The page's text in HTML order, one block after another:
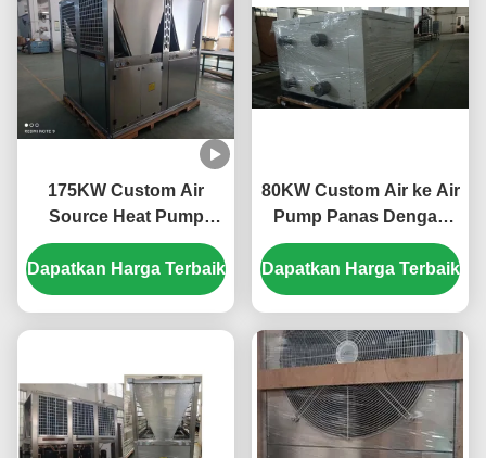
175KW Custom Air
Source Heat Pump
dengan Tabung Shell
Horizontal dan Scroll
Compressor untuk
Dapatkan Harga Terbaik
80KW Custom Air ke Air
Pump Panas Dengan
Plate Panas Exchanger
Dapatkan Harga Terbaik